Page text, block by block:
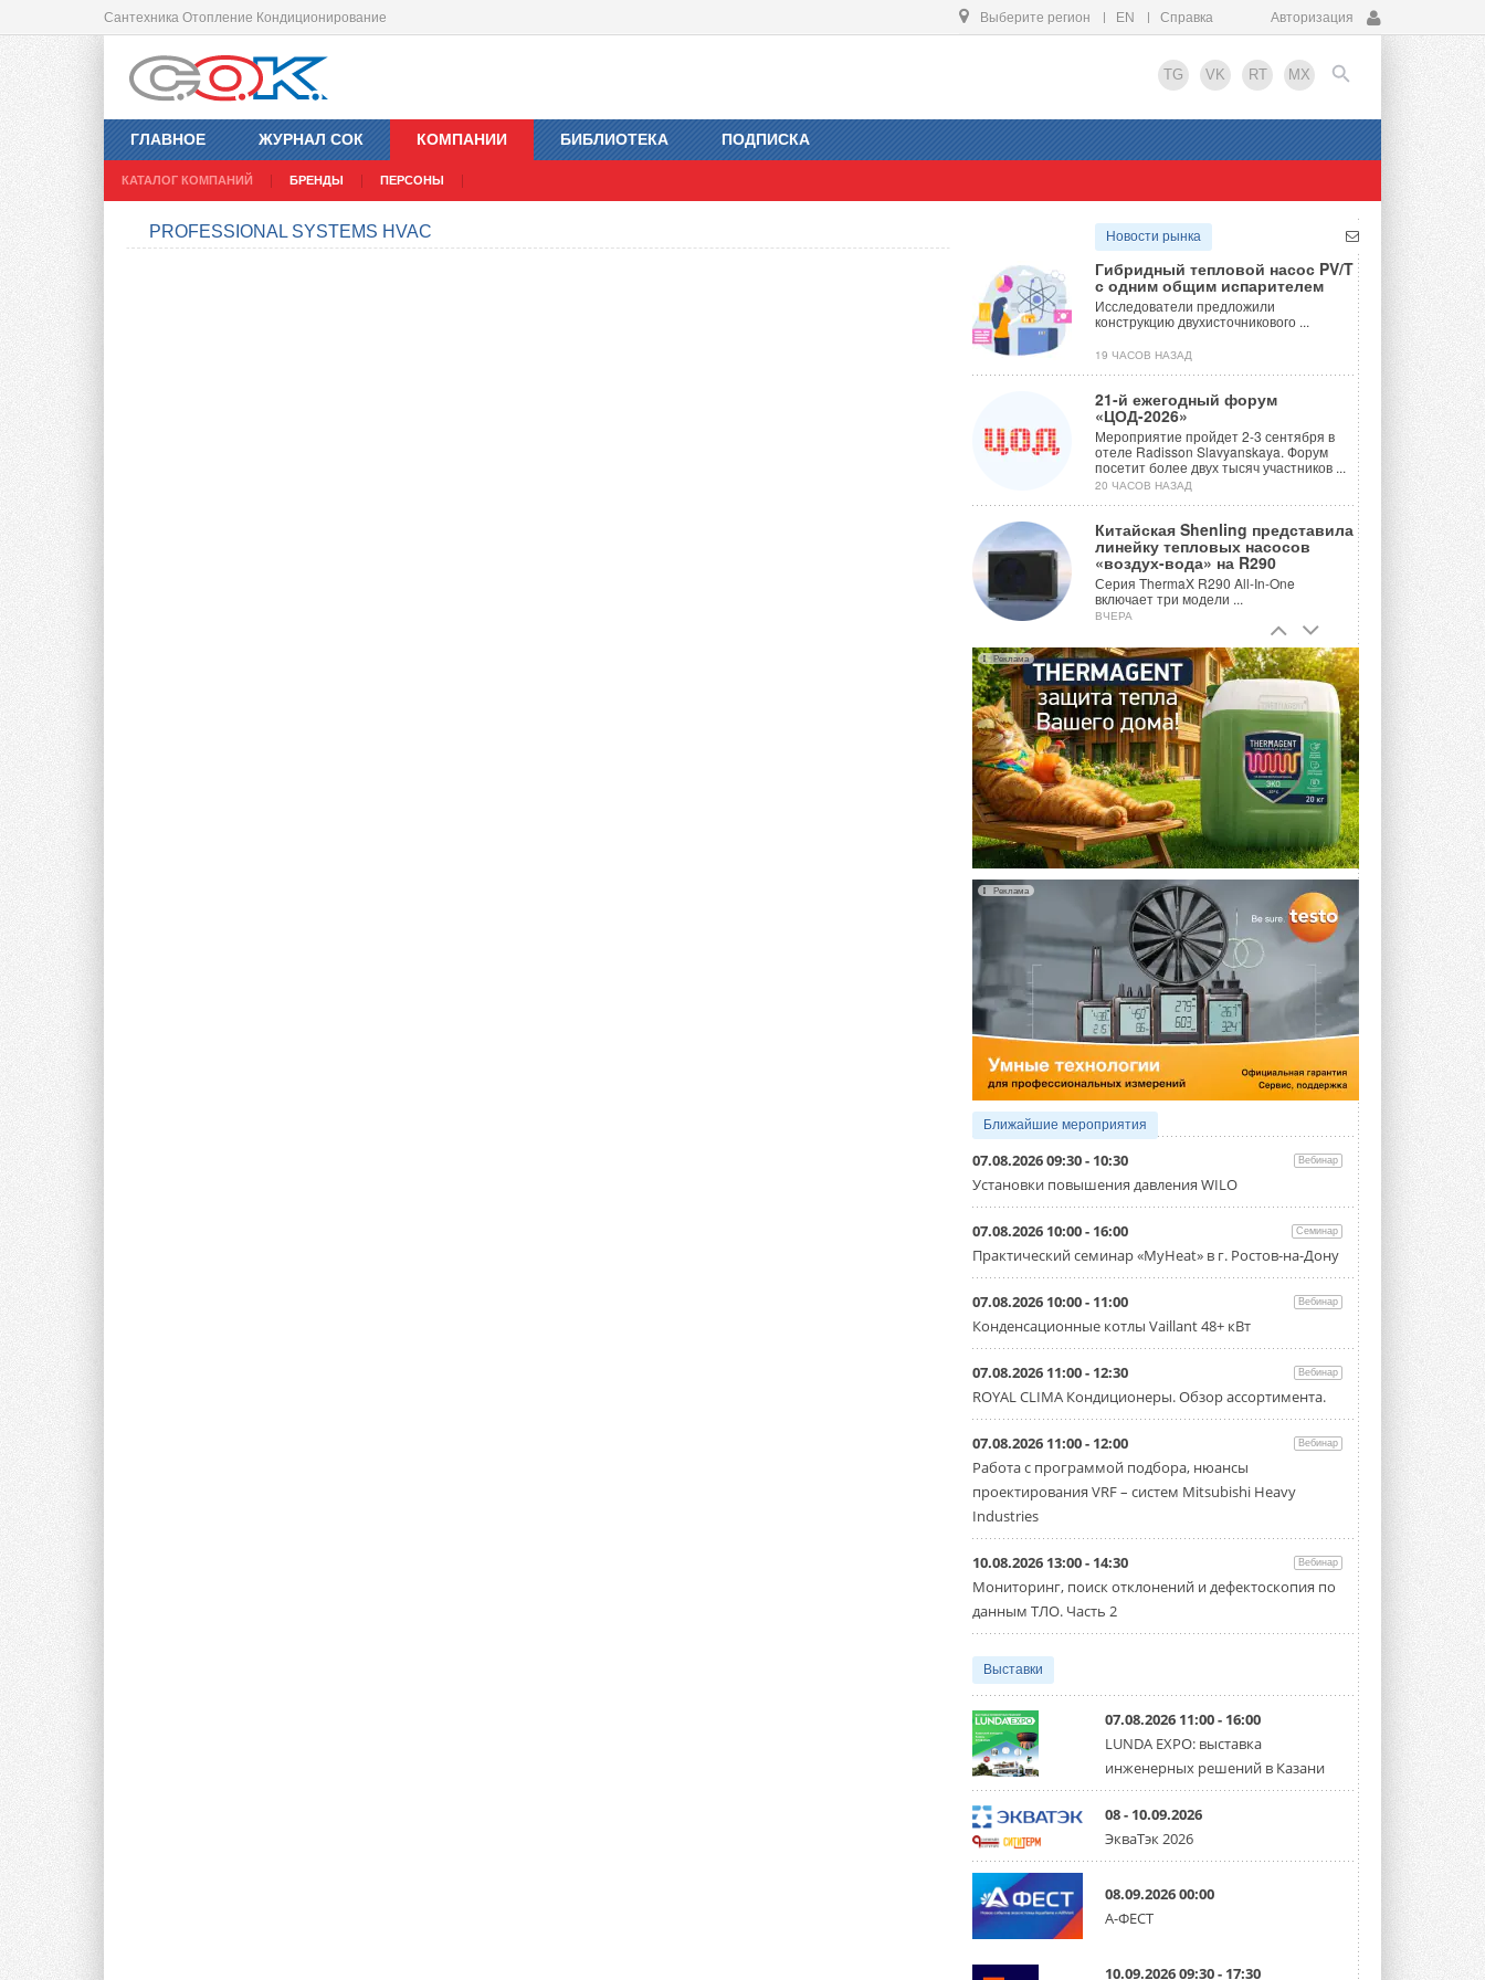
Сантехника Отопление Кондиционирование Выберите регион EN Справка Авторизация
TG VK RT MX
ГЛАВНОЕ ЖУРНАЛ СОК КОМПАНИИ
КАТАЛОГ КОМПАНИЙ БРЕНДЫ ПЕРСОНЫ
БИБЛИОТЕКА ПОДПИСКА
EN
PROFESSIONAL SYSTEMS HVAC Новости рынка
Гибридный тепловой насос PV/T
с одним общим испарителем
Исследователи предложили
конструкцию двухисточникового ...
19 ЧАСОВ НАЗАД
21-й ежегодный форум
«ЦОД-2026»
Мероприятие пройдет 2-3 сентября в
отеле Radisson Slavyanskaya. Форум
посетит более двух тысяч участников ...
20 ЧАСОВ НАЗАД
Китайская Shenling представила
линейку тепловых насосов
«воздух-вода» на R290
Серия ThermaX R290 All-In-One
включает три модели ...
ВЧЕРА
Тепловые насосы в связке с
солнечной генерацией и
накопителем снижают
потребление на 60%
Исследователи из Италии установили ...
ВЧЕРА
«РУСКЛИМАТ Fest 2026» в Уфе
собрал свыше 700 профи
климатической отрасли
Организатором выступил торгово-
производственный холдинг ...
3 АВГУСТА 2026
«Датарк» испытал модульный
ЦОД с плотностью 54 кВт на
стойку
Испытания прошли на собственной
производственной площадке и были ...
3 АВГУСТА 2026
Samsung выпускает VRF-
систему DVM на R32
Линейка включает семь типоразмеров
производительностью от 22,4 до 56 кВт.
Суммарная длина трубопроводов ...
3 АВГУСТА 2026
«СиСофт Девелопмент» подвел
итоги конкурса студенческих
проектов «ТИМ-лидеры 2026»
Новый сезон конкурса «ТИМ-лидеры»
стартует уже в сентябре 2026 года ...
3 АВГУСТА 2026
«Русклимат» укрепляет
партнёрство за Уралом
Президент Омского землячества в
Москве Михаил Тимошенко посетил
Омск с трёхдневным рабочим визитом ...
31 ИЮЛЯ 2026
Carrier модернизирует
флагманский чиллер AquaEdge
19XR
Чиллер получил новую версию,
Mitsubishi расширяет
направление систем
охлаждения для ЦОД
США запретили использование
иностранных инверторов
28 июля 2026 года Федеральная
комиссия по связи США (FCC) обновила
свой специальный перечень Covered ...
31 ИЮЛЯ 2026
Уже через месяц в России
можно будет устанавливать
солнечные панели в МКД
С 1 сентября снимается запрет на
микрогенерацию в многоквартирных ...
30 ИЮЛЯ 2026
Канальные вентиляторы с ЕС-
Реклама
Реклама
Ближайшие мероприятия
07.08.2026 09:30 - 10:30 Вебинар
Установки повышения давления WILO
07.08.2026 10:00 - 16:00 Семинар
Практический семинар «MyHeat» в г. Ростов-на-Дону
07.08.2026 10:00 - 11:00 Вебинар
Конденсационные котлы Vaillant 48+ кВт
07.08.2026 11:00 - 12:30 Вебинар
ROYAL CLIMA Кондиционеры. Обзор ассортимента.
07.08.2026 11:00 - 12:00 Вебинар
Работа с программой подбора, нюансы
проектирования VRF – систем Mitsubishi Heavy
Industries
10.08.2026 13:00 - 14:30 Вебинар
Мониторинг, поиск отклонений и дефектоскопия по
данным ТЛО. Часть 2
Выставки
07.08.2026 11:00 - 16:00
LUNDA EXPO: выставка
инженерных решений в Казани
08 - 10.09.2026
ЭкваТэк 2026
08.09.2026 00:00
А-ФЕСТ
10.09.2026 09:30 - 17:30